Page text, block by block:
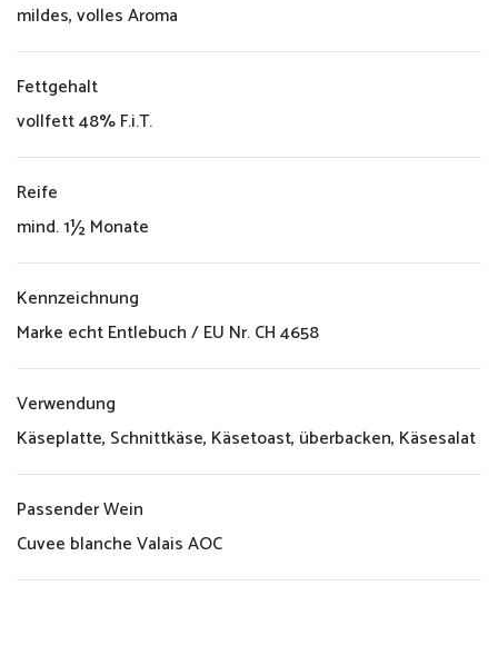
mildes, volles Aroma
Fettgehalt
vollfett 48% F.i.T.
Reife
mind. 1½ Monate
Kennzeichnung
Marke echt Entlebuch / EU Nr. CH 4658
Verwendung
Käseplatte, Schnittkäse, Käsetoast, überbacken, Käsesalat
Passender Wein
Cuvee blanche Valais AOC